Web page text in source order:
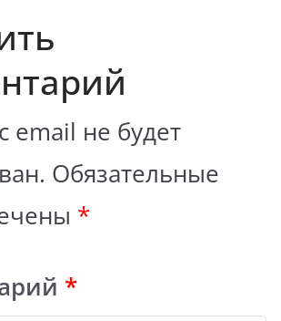
email не будет
Обязательные
*
*